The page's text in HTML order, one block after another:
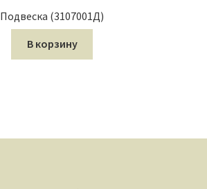
Подвеска (3107001Д)
В корзину